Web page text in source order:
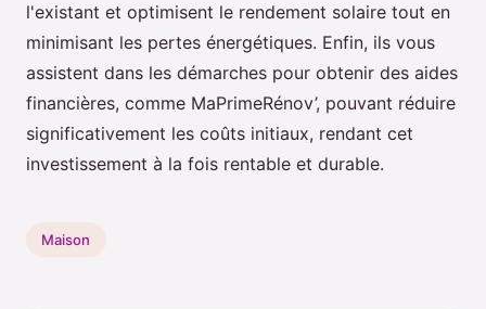
l'existant et optimisent le rendement solaire tout en
minimisant les pertes énergétiques. Enfin, ils vous
assistent dans les démarches pour obtenir des aides
financières, comme MaPrimeRénov’, pouvant réduire
significativement les coûts initiaux, rendant cet
investissement à la fois rentable et durable.
Maison